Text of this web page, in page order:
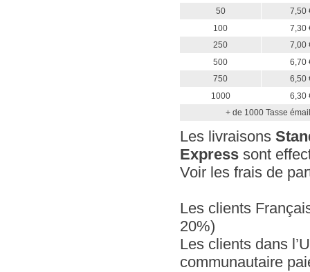
50
7,50
100
7,30
250
7,00
500
6,70
750
6,50
1000
6,30
+ de 1000 Tasse
Les livraisons
Express sont
Voir les frais de
Les clients
20%)
Les clients dans
communautaire